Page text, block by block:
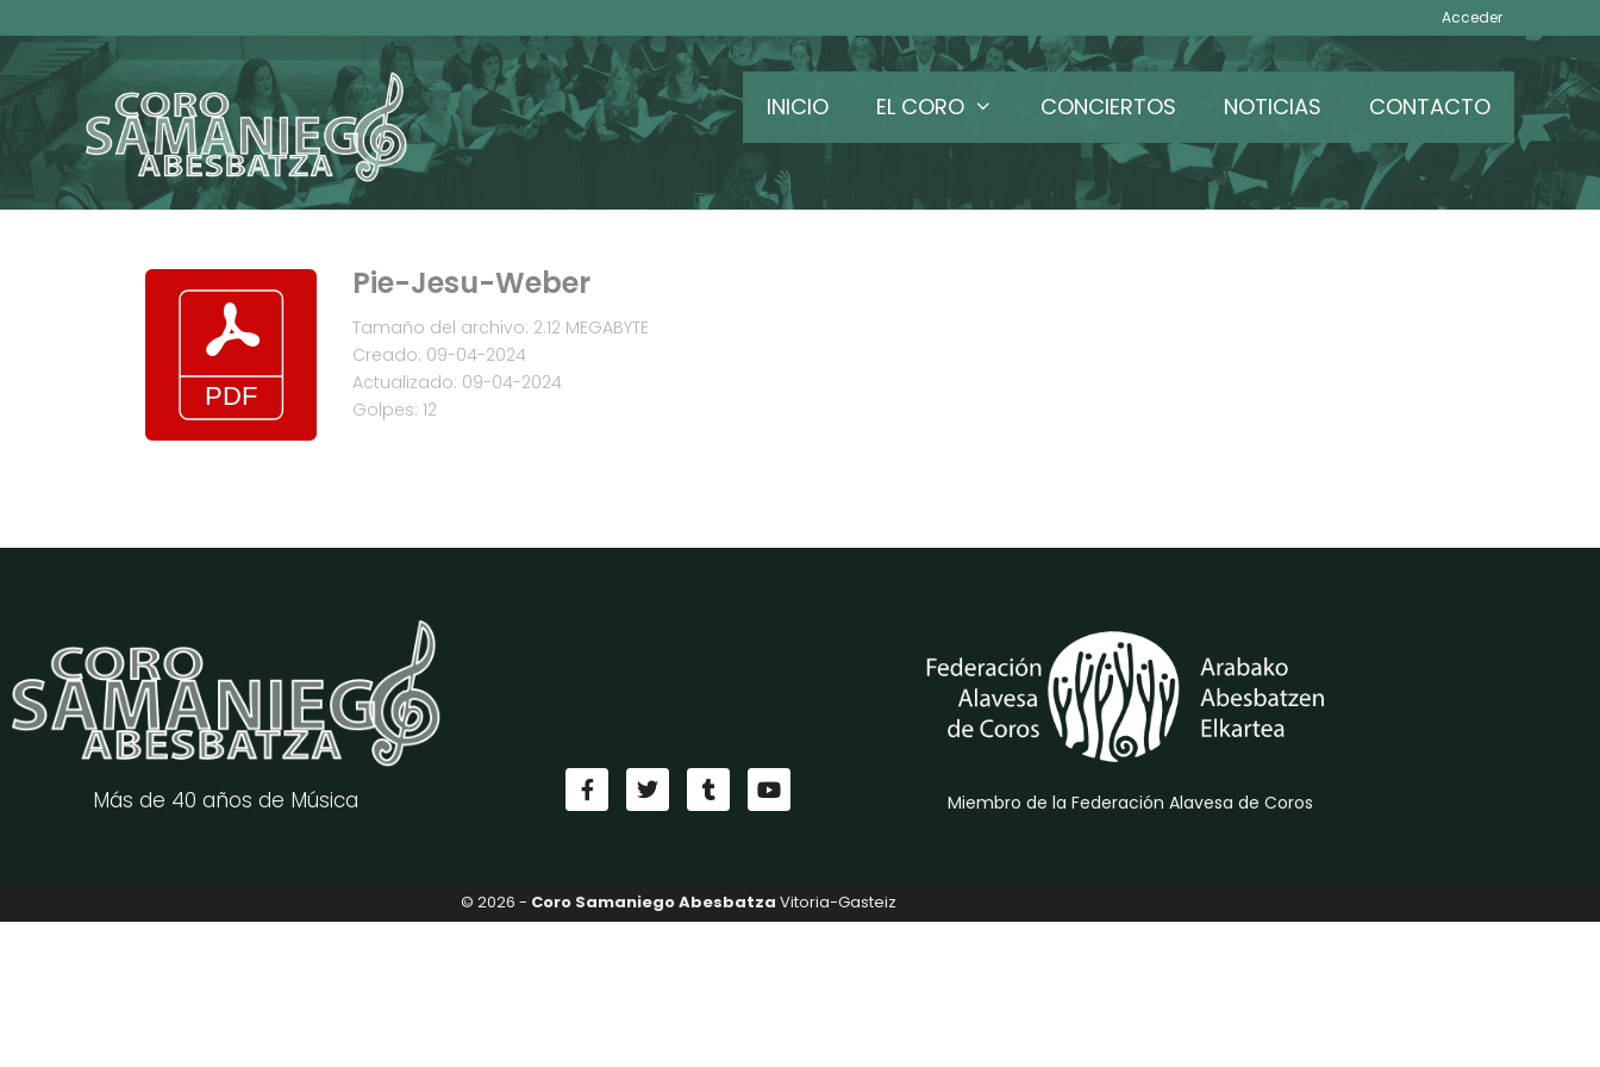
Acceder
INICIO EL CORO CONCIERTOS NOTICIAS CONTACTO
Pie-Jesu-Weber
Tamaño del archivo: 2.12 MEGABYTE
Creado: 09-04-2024
Actualizado: 09-04-2024
Golpes: 12
Más de 40 años de Música Miembro de la Federación Alavesa de Coros
© 2026 - Coro Samaniego Abesbatza Vitoria-Gasteiz